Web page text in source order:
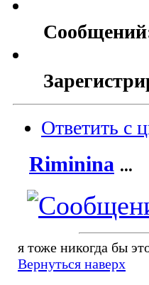
Ответить с
Riminina ...
я тоже никогда бы
Вернуться наверх